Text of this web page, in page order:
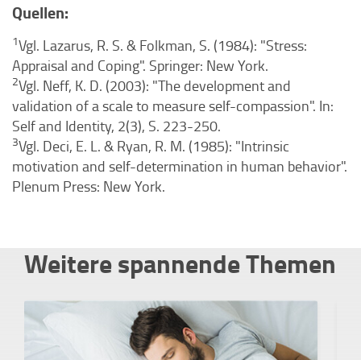
Quellen:
1Vgl. Lazarus, R. S. & Folkman, S. (1984): "Stress:
Appraisal and Coping". Springer: New York.
2Vgl. Neff, K. D. (2003): "The development and
validation of a scale to measure self-compassion". In:
Self and Identity, 2(3), S. 223-250.
3Vgl. Deci, E. L. & Ryan, R. M. (1985): "Intrinsic
motivation and self-determination in human behavior".
Plenum Press: New York.
Weitere spannende Themen